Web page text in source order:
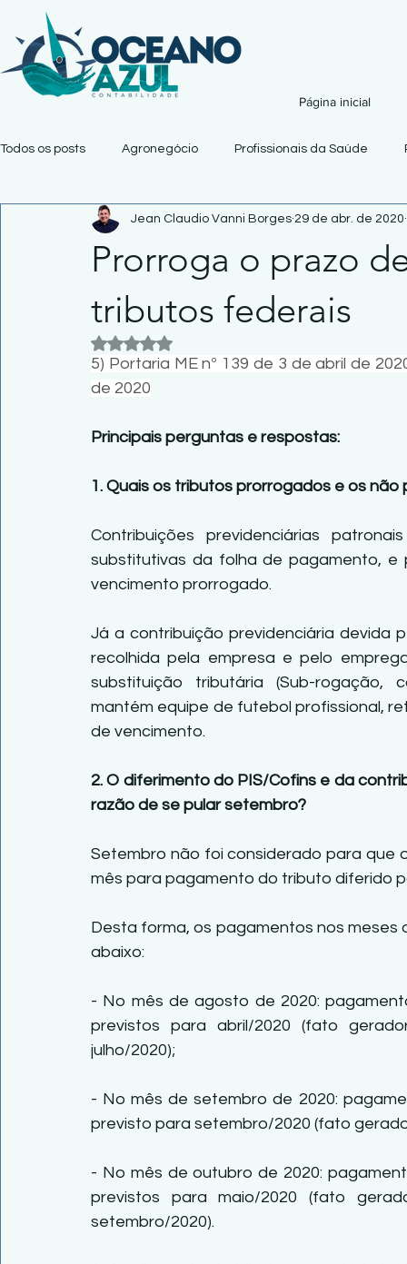
Página inicial
Todos os posts Agronegócio Profissionais da Saúde
Prorroga o prazo
tributos federais
Jean Claudio Vanni Borges 29 de abr. de 2020
Avaliado com NaN de 5 estrelas.
5) Portaria ME nº 139 de 3 de abril de
de 2020
Principais perguntas e respostas:
1. Quais os tributos prorrogados e os não
Contribuições previdenciárias
substitutivas da folha de pagamento,
vencimento prorrogado.
Já a contribuição previdenciária devida
recolhida pela empresa e pelo
substituição tributária (Sub-rogação,
mantém equipe de futebol profissional,
de vencimento.
2. O diferimento do PIS/Cofins e da
razão de se pular setembro?
Setembro não foi considerado para que
mês para pagamento do tributo diferido
Desta forma, os pagamentos nos
abaixo:
- No mês de agosto de 2020:
previstos para abril/2020 (fato
julho/2020);
- No mês de setembro de 2020:
previsto para setembro/2020 (fato
- No mês de outubro de 2020:
previstos para maio/2020 (fato
setembro/2020).